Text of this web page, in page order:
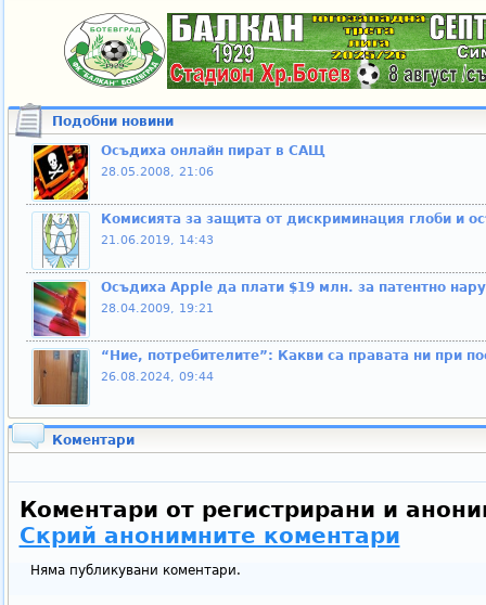
Подобни новини
Осъдиха онлайн пират в САЩ
28.05.2008, 21:06
Комисията за защита от дискриминация глоби и
21.06.2019, 14:43
Осъдиха Apple да плати $19 млн. за патентно
28.04.2009, 19:21
“Ние, потребителите”: Какви са правата ни при
26.08.2024, 09:44
Коментари
Коментари от регистрирани и
Скрий анонимните коментари
Няма публикувани коментари.